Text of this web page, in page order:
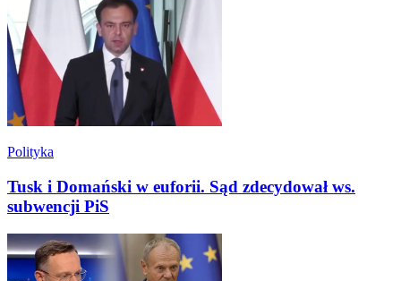
Polityka
Tusk i Domański w euforii. Sąd zdecydował ws.
subwencji PiS